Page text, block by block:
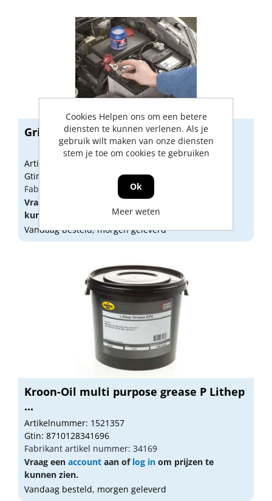
Griffon Zuurvrije vaseline 200 gram
Artikelnummer: 1520080
Gtin: 8710439914206
Fabrikant artikel nummer: 1233109
Vraag een
aan oflog in
kunnen zien.
Vandaag besteld, morgen geleverd
Kroon-Oil multi purpose grease P Lithep
...
Artikelnummer: 1521357
Gtin: 8710128341696
Fabrikant artikel nummer: 34169
Vraag een account aan of log in om prijzen te
kunnen zien.
Vandaag besteld, morgen geleverd
Cookies Helpen ons om een betere
diensten te kunnen verlenen. Als je
gebruik wilt maken van onze diensten
stem je toe om cookies te gebruiken
Ok
Meer weten